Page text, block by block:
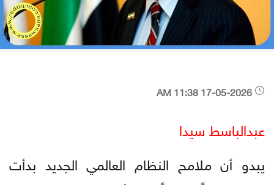
عبدالباسط سيدا
يبدو أن ملامح النظام العالمي الجديد بدأت